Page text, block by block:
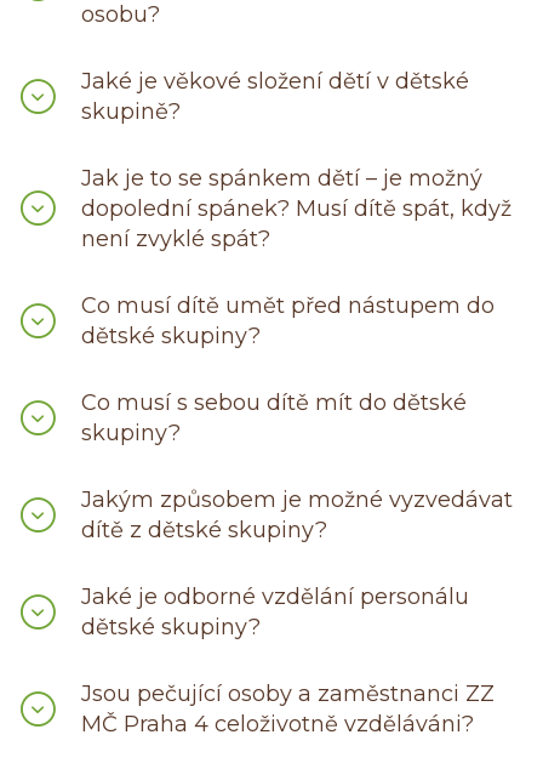
osobu?
Jaké je věkové složení dětí v dětské
skupině?
Jak je to se spánkem dětí – je možný
dopolední spánek? Musí dítě spát, když
není zvyklé spát?
Co musí dítě umět před nástupem do
dětské skupiny?
Co musí s sebou dítě mít do dětské
skupiny?
Jakým způsobem je možné vyzvedávat
dítě z dětské skupiny?
Jaké je odborné vzdělání personálu
dětské skupiny?
Jsou pečující osoby a zaměstnanci ZZ
MČ Praha 4 celoživotně vzděláváni?